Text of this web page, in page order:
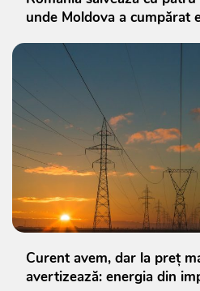
unde Moldova a cumpărat
Curent avem, dar la preț
avertizează: energia din